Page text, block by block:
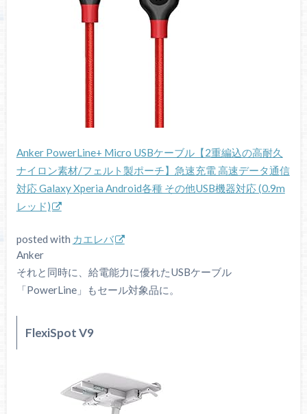
Anker PowerLine+ Micro USBケーブル【2重編込の高耐久
ナイロン素材/フェルト製ポーチ】急速充電 高速データ通信
対応 Galaxy Xperia Android各種 その他USB機器対応 (0.9m
レッド)
posted with カエレバ
Anker
それと同時に、給電能力に優れたUSBケーブル
「PowerLine」もセール対象品に。
FlexiSpot V9